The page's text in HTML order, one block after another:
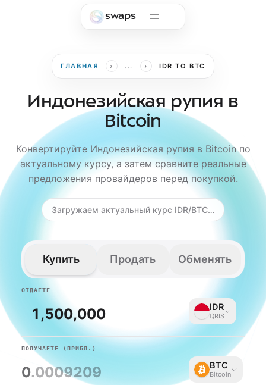
swaps
ГЛАВНАЯ › ... › IDR TO BTC
Индонезийская рупия в
Bitcoin
Конвертируйте Индонезийская рупия в Bitcoin по
актуальному курсу, а затем сравните реальные
предложения провайдеров перед покупкой.
Загружаем актуальный курс IDR/BTC…
Купить Продать Обменять
ОТДАЁТЕ
IDR
QRIS
ПОЛУЧАЕТЕ (ПРИБЛ.)
0.0009209 BTC
Bitcoin